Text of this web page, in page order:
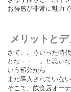
お得感が非常に魅力で
メリットとデ
さて、こういった時
とな・・・」と思い
いう部分から
まだ導入されていな
そこで、飲食店オー